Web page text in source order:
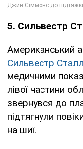
5. Сильвестр
Американський
Сильвестр
медичними
лівої частини
звернувся до
підтягнули
на шиї.